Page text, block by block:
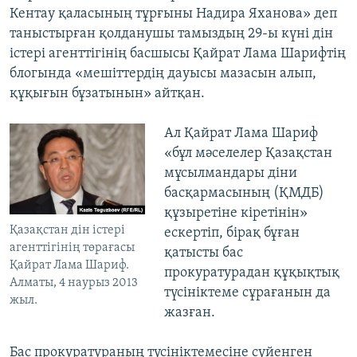
Кентау қаласының тұрғыны Надира Яханова» деп
таныстырған қолданушы тамыздың 29-ы күні дін
істері агенттігінің басшысы Қайрат Лама Шарифтің
блогында «мешіттердің дауысы мазасын алып,
құқығын бұзатынын» айтқан.
Қазақстан дін істері
агенттігінің төрағасы
Қайрат Лама Шариф.
Алматы, 4 наурыз 2013
жыл.
Ал Қайрат Лама Шариф
«бұл мәселелер Қазақстан
мұсылмандары діни
басқармасының (ҚМДБ)
құзыретіне кіретінін»
ескертіп, бірақ бұған
қатысты бас
прокуратурадан құқықтық
түсініктеме сұрағанын да
жазған.
Бас прокуратураның түсініктемесіне сүйенген